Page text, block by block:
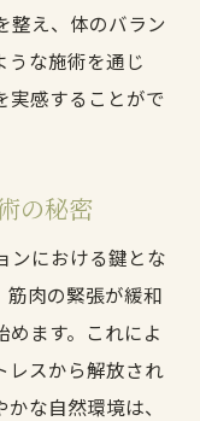
とき
時間
を高める旅
整え、体のバラン
うな施術を通じ
実感することがで
の秘密
ンにおける鍵とな
筋肉の緊張が緩和
めます。これによ
レスから解放され
な自然環境は、